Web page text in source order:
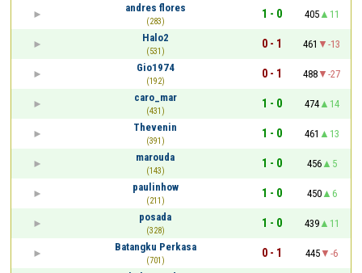
andres flores
(283)
1 - 0 405
11
Halo2
(531)
0 - 1 461
-13
Gio1974
(192)
0 - 1 488
-27
caro_mar
(431)
1 - 0 474
14
Thevenin
(391)
1 - 0 461
13
marouda
(143)
1 - 0 456
5
paulinhow
(211)
1 - 0 450
6
posada
(328)
1 - 0 439
11
Batangku Perkasa
(701)
0 - 1 445
-6